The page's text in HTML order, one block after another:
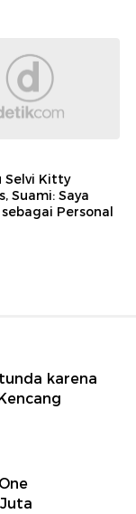
Selvi Kitty
Suami: Saya
Personal
karena